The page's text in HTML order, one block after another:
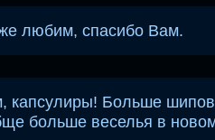
любим, спасибо Вам.
капсулиры! Больше
больше веселья в